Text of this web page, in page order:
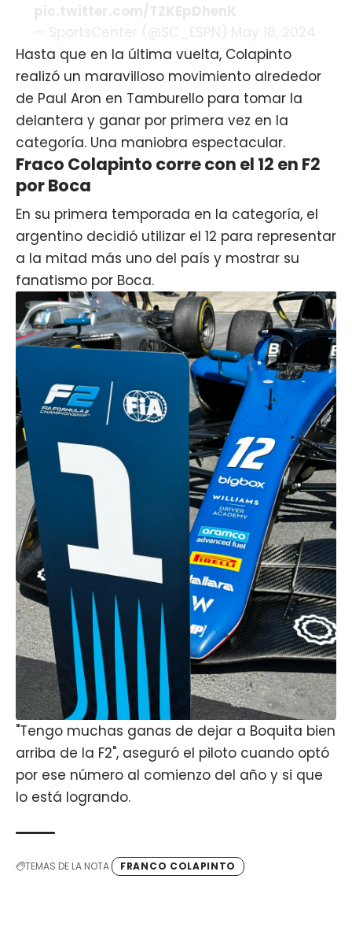
Hasta que en la última vuelta, Colapinto
realizó un maravilloso movimiento alrededor
de Paul Aron en Tamburello para tomar la
delantera y ganar por primera vez en la
categoría. Una maniobra espectacular.
Fraco Colapinto corre con el 12 en F2
por Boca
En su primera temporada en la categoría, el
argentino decidió utilizar el 12 para representar
a la mitad más uno del país y mostrar su
fanatismo por Boca.
"Tengo muchas ganas de dejar a Boquita bien
arriba de la F2", aseguró el piloto cuando optó
por ese número al comienzo del año y si que
lo está logrando.
TEMAS DE LA NOTA FRANCO COLAPINTO